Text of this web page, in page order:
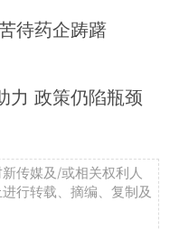
待药企踌躇
力 政策仍陷瓶颈
传媒及/或相关权利人
行转载、摘编、复制及